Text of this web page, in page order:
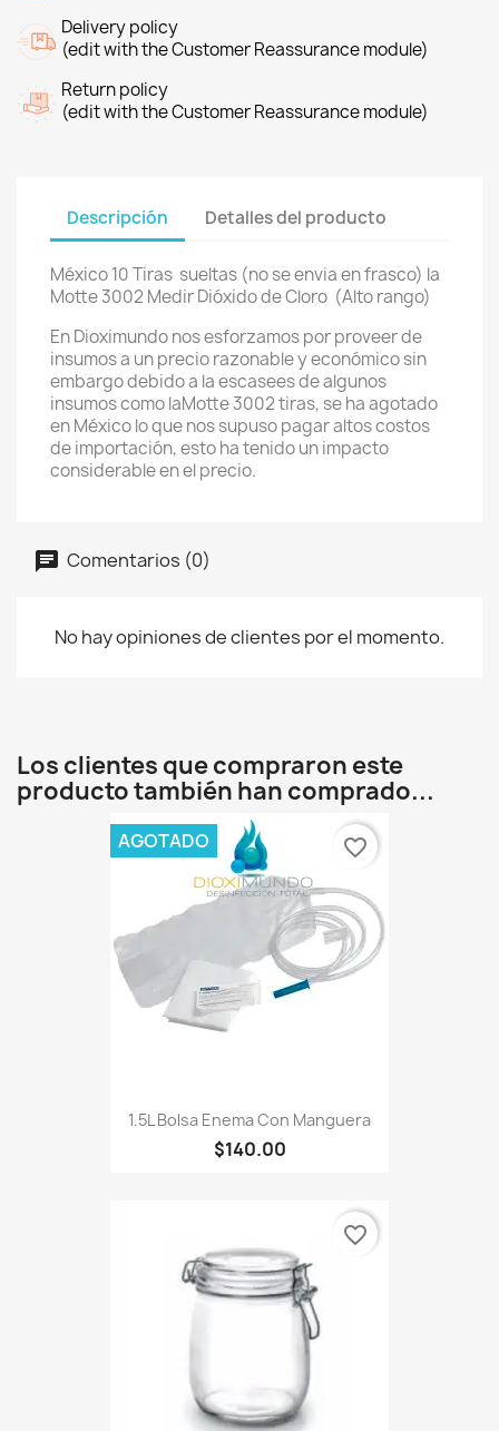
Delivery policy
(edit with the Customer Reassurance module)
Return policy
(edit with the Customer Reassurance module)
Descripción Detalles del producto
México 10 Tiras sueltas (no se envia en frasco) la
Motte 3002 Medir Dióxido de Cloro (Alto rango)
En Dioximundo nos esforzamos por proveer de
insumos a un precio razonable y económico sin
embargo debido a la escasees de algunos
insumos como laMotte 3002 tiras, se ha agotado
en México lo que nos supuso pagar altos costos
de importación, esto ha tenido un impacto
considerable en el precio.
Comentarios (0)
No hay opiniones de clientes por el momento.
Los clientes que compraron este
producto también han comprado...
1.5L Bolsa Enema Con Manguera
$140.00
AGOTADO favorite_border
favorite_border